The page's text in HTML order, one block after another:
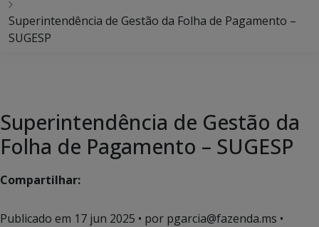
Superintendência de Gestão da Folha de Pagamento –
SUGESP
Superintendência de Gestão da
Folha de Pagamento – SUGESP
Compartilhar:
Publicado em 17 jun 2025 • por pgarcia@fazenda.ms •